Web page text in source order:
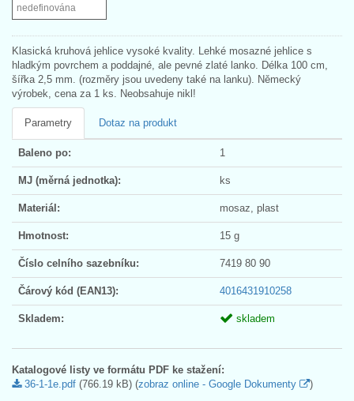
nedefinována
Klasická kruhová jehlice vysoké kvality. Lehké mosazné jehlice s
hladkým povrchem a poddajné, ale pevné zlaté lanko. Délka 100 cm,
šířka 2,5 mm. (rozměry jsou uvedeny také na lanku). Německý
výrobek, cena za 1 ks. Neobsahuje nikl!
Parametry Dotaz na produkt
Baleno po: 1
MJ (měrná jednotka): ks
Materiál: mosaz, plast
Hmotnost: 15 g
Číslo celního sazebníku: 7419 80 90
Čárový kód (EAN13): 4016431910258
Skladem: skladem
Katalogové listy ve formátu PDF ke stažení:
36-1-1e.pdf (766.19 kB) (zobraz online - Google Dokumenty )